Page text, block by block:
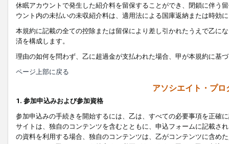
休眠アカウントで発生した紹介料を留保することができ、閉鎖に伴う
ウント内の未払いの未収紹介料は、適用法による国庫返納または時効
本規約に記載の全ての控除または留保により差し引かれたうえで乙に
済を構成します。
理由の如何を問わず、乙に超過金が支払われた場合、甲が本規約に基
ページ上部に戻る
アソシエイト・プ
1. 参加申込みおよび参加資格
参加申込みの手続きを開始するには、乙は、すべての必要事項を正確
サイトは、独自のコンテンツを含むとともに、申込フォームに記載さ
の資料を利用する場合、独自のコンテンツは、乙がコンテンツに含め